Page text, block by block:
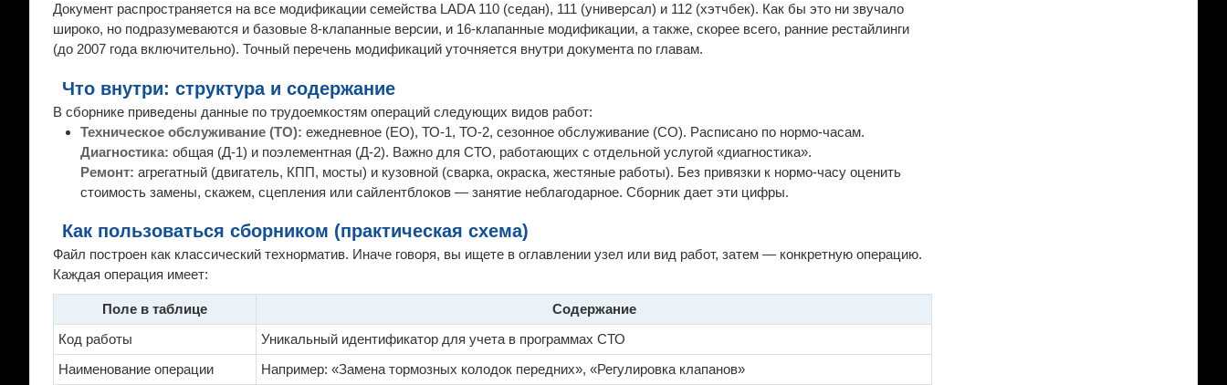
Документ распространяется на все модификации семейства LADA 110 (седан), 111 (универсал) и 112 (хэтчбек). Как бы это ни звучало
широко, но подразумеваются и базовые 8-клапанные версии, и 16-клапанные модификации, а также, скорее всего, ранние рестайлинги
(до 2007 года включительно). Точный перечень модификаций уточняется внутри документа по главам.
Что внутри: структура и содержание
В сборнике приведены данные по трудоемкостям операций следующих видов работ:
Техническое обслуживание (ТО): ежедневное (ЕО), ТО-1, ТО-2, сезонное обслуживание (СО). Расписано по нормо-часам.
Диагностика: общая (Д-1) и поэлементная (Д-2). Важно для СТО, работающих с отдельной услугой «диагностика».
Ремонт: агрегатный (двигатель, КПП, мосты) и кузовной (сварка, окраска, жестяные работы). Без привязки к нормо-часу оценить
стоимость замены, скажем, сцепления или сайлентблоков — занятие неблагодарное. Сборник дает эти цифры.
Как пользоваться сборником (практическая схема)
Файл построен как классический технорматив. Иначе говоря, вы ищете в оглавлении узел или вид работ, затем — конкретную операцию.
Каждая операция имеет:
Поле в таблице
Содержание
Код работы
Уникальный идентификатор для учета в программах СТО
Наименование операции
Например: «Замена тормозных колодок передних», «Регулировка клапанов»